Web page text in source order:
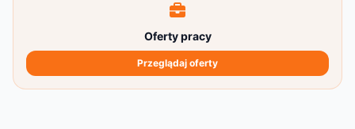
Oferty pracy
Przeglądaj oferty